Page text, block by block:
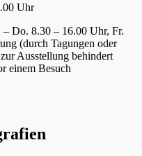
Uhr
Do. 8.30 – 16.00 Uhr, Fr.
(durch Tagungen oder
Ausstellung behindert
einem Besuch